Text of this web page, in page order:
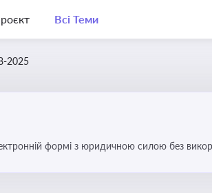
Всі Теми
2025
формі з юридичною силою без